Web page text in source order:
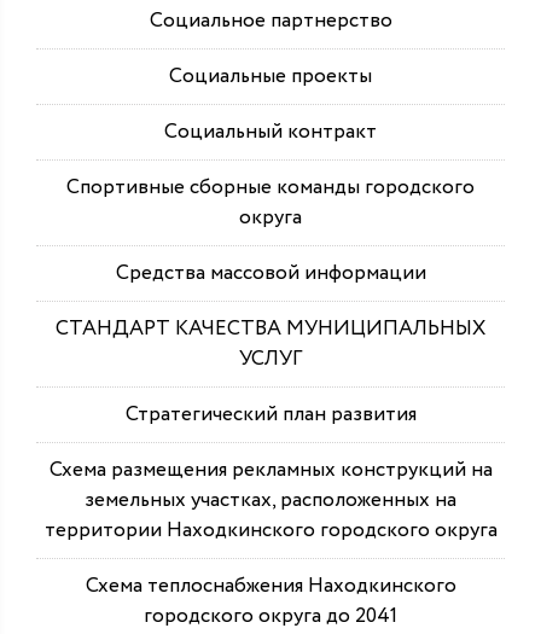
Социальное партнерство
Социальные проекты
Социальный контракт
Спортивные сборные команды городского
округа
Средства массовой информации
СТАНДАРТ КАЧЕСТВА МУНИЦИПАЛЬНЫХ
УСЛУГ
Стратегический план развития
Схема размещения рекламных конструкций на
земельных участках, расположенных на
территории Находкинского городского округа
Схема теплоснабжения Находкинского
городского округа до 2041